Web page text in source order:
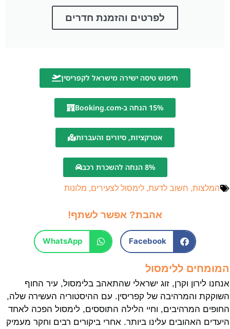
לפרטים והזמנת חדרים
חיפוש טיסה ישירה מישראל לקפריסין
15% הנחה ב-Booking.com
אטרקציות, סיורים והעברות
8% הנחה להשכרת רכב
המלצות, חשוב לדעת, לימסול לצעירים, מלונות
אהבת? אפשר לשתף!
Facebook
WhatsApp
המומחים ללימסול
אנחנו לירון וקרן, זוג ישראלי שהתאהב בלימסול, עיר החוף
השוקקת והמרהיבה של קפריסין. עם ההיסטוריה העשירה שלה,
החופים המרהיבים, וחיי הלילה התוססים, לימסול הפכה לאחד
היעדים האהובים עלינו ביותר. אחרי ביקורים רבים וחקר מעמיק